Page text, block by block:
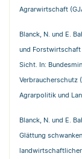
Agrarwirtschaft
Blanck, N. und E.
und
Sicht. In:
Verbraucherschutz
Agrarpolitik und
Blanck, N. und E.
Glättung